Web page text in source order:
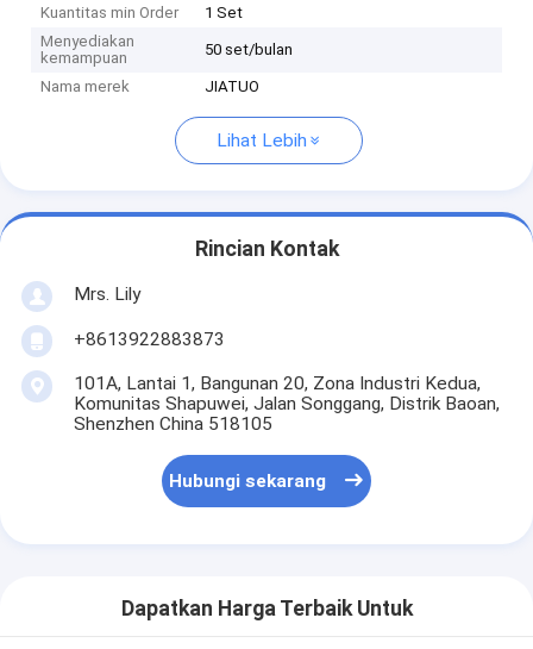
Kuantitas min Order
1 Set
Menyediakan
kemampuan
50 set/bulan
Nama merek JIATUO
Lihat Lebih
Rincian Kontak
Mrs. Lily
+8613922883873
101A, Lantai 1, Bangunan 20, Zona Industri Kedua,
Komunitas Shapuwei, Jalan Songgang, Distrik Baoan,
Shenzhen China 518105
Hubungi sekarang
Dapatkan Harga Terbaik Untuk